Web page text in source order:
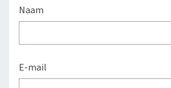
Naam
E-mail